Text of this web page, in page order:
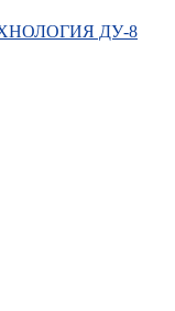
ДУ-8